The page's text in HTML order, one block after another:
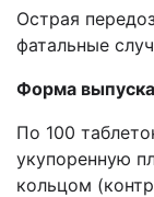
Острая
фатальные
Форма выпуска
По 100
укупоренную
кольцом